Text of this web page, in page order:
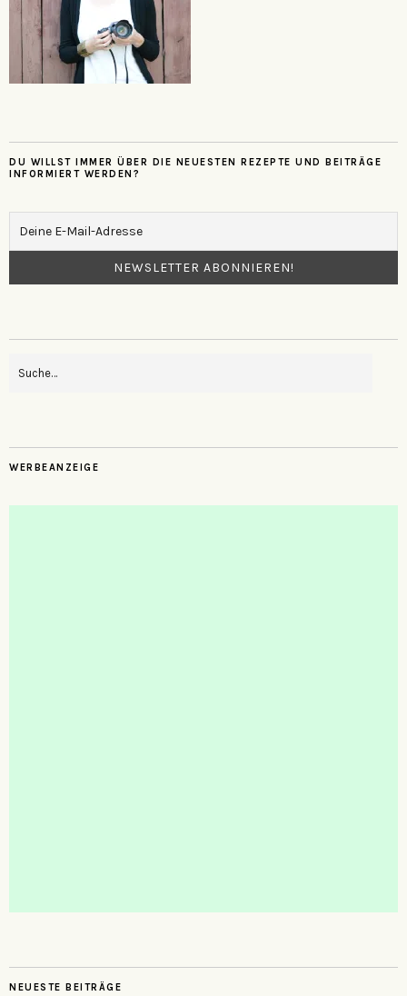
DU WILLST IMMER ÜBER DIE NEUESTEN REZEPTE UND BEITRÄGE
INFORMIERT WERDEN?
WERBEANZEIGE
NEUESTE BEITRÄGE